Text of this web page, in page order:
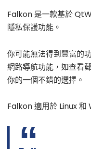
Falkon 是一款基於
隱私保護功能。
你可能無法得到豐富的
網路導航功能，如查看
你的一個不錯的選擇。
Falkon 適用於 Linux 和